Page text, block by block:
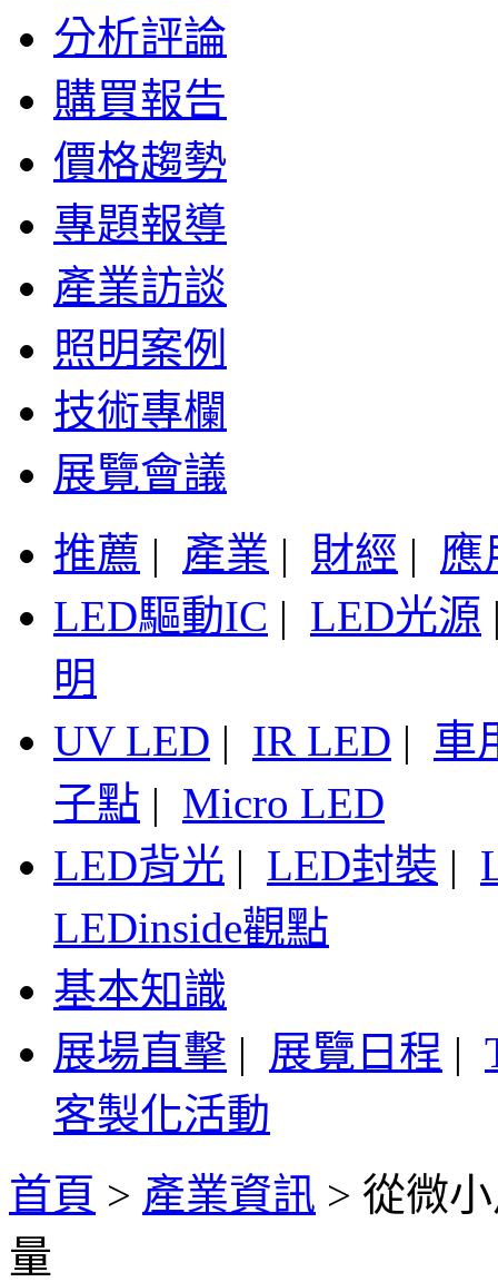
分析評論
購買報告
價格趨勢
專題報導
產業訪談
照明案例
技術專欄
展覽會議
推薦 | 產業 | 財經 | 應
LED驅動IC | LED光源
明
UV LED | IR LED | 車
子點 | Micro LED
LED背光 | LED封裝 |
LEDinside觀點
基本知識
展場直擊 | 展覽日程 |
客製化活動
首頁 > 產業資訊 > 從微
量